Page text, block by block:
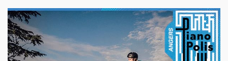
Retour au formulaire de
Plus d'information sur l'évènement : Piano itinérant - Björn